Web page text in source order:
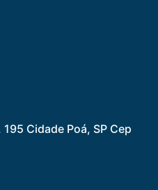
Cidade Poá, SP Cep